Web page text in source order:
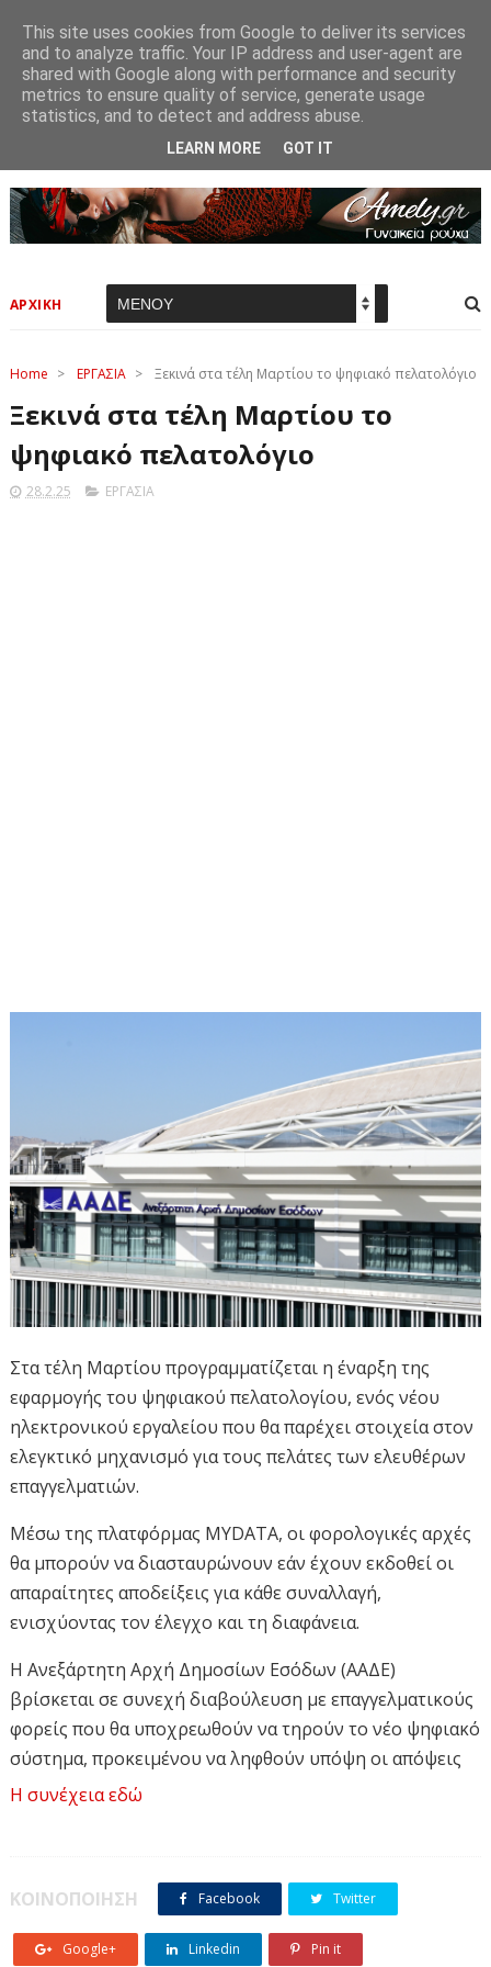
ΑΡΧΙΚΗ
Home > ΕΡΓΑΣΙΑ > Ξεκινά στα τέλη Μαρτίου το ψηφιακό πελατολόγιο
Ξεκινά στα τέλη Μαρτίου το
ψηφιακό πελατολόγιο
28.2.25 ΕΡΓΑΣΙΑ
Στα τέλη Μαρτίου προγραμματίζεται η έναρξη της
εφαρμογής του ψηφιακού πελατολογίου, ενός νέου
ηλεκτρονικού εργαλείου που θα παρέχει στοιχεία στον
ελεγκτικό μηχανισμό για τους πελάτες των ελευθέρων
επαγγελματιών.
Μέσω της πλατφόρμας MYDATA, οι φορολογικές αρχές
θα μπορούν να διασταυρώνουν εάν έχουν εκδοθεί οι
απαραίτητες αποδείξεις για κάθε συναλλαγή,
ενισχύοντας τον έλεγχο και τη διαφάνεια.
Η Ανεξάρτητη Αρχή Δημοσίων Εσόδων (ΑΑΔΕ)
βρίσκεται σε συνεχή διαβούλευση με επαγγελματικούς
φορείς που θα υποχρεωθούν να τηρούν το νέο ψηφιακό
σύστημα, προκειμένου να ληφθούν υπόψη οι απόψεις
και οι επιφυλάξεις τους.
κλάδους, όπως συνεργεία αυτοκινήτων, βουλκανιζατέρ,
δεύτερη φάση, το μέτρο θα επεκταθεί σε επαγγέλματα
Η συνέχεια εδώ
ΚΟΙΝΟΠΟΙΗΣΗ Facebook Twitter
Google+ Linkedin Pin it
This site uses cookies from Google to deliver its services
and to analyze traffic. Your IP address and user-agent are
shared with Google along with performance and security
metrics to ensure quality of service, generate usage
statistics, and to detect and address abuse.
LEARN MORE GOT IT